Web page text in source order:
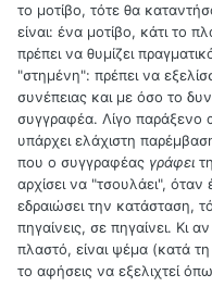
το μοτίβο, τότε θα
είναι: ένα μοτίβο, κάτι το
πρέπει να θυμίζει
"στημένη": πρέπει να
συνέπειας και με όσο το
συγγραφέα. Λίγο παράξενο
υπάρχει ελάχιστη
που ο συγγραφέας γράφει
αρχίσει να "τσουλάει", όταν
εδραιώσει την κατάσταση,
πηγαίνεις, σε πηγαίνει. Κι
πλαστό, είναι ψέμα (κατά
το αφήσεις να εξελιχτεί